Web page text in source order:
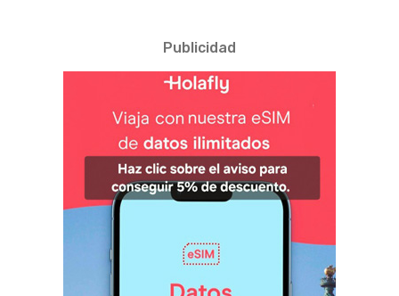
Publicidad